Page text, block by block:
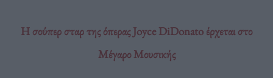
Η σούπερ σταρ της όπερας Joyce DiDonato έρχεται στο
Μέγαρο Μουσικής